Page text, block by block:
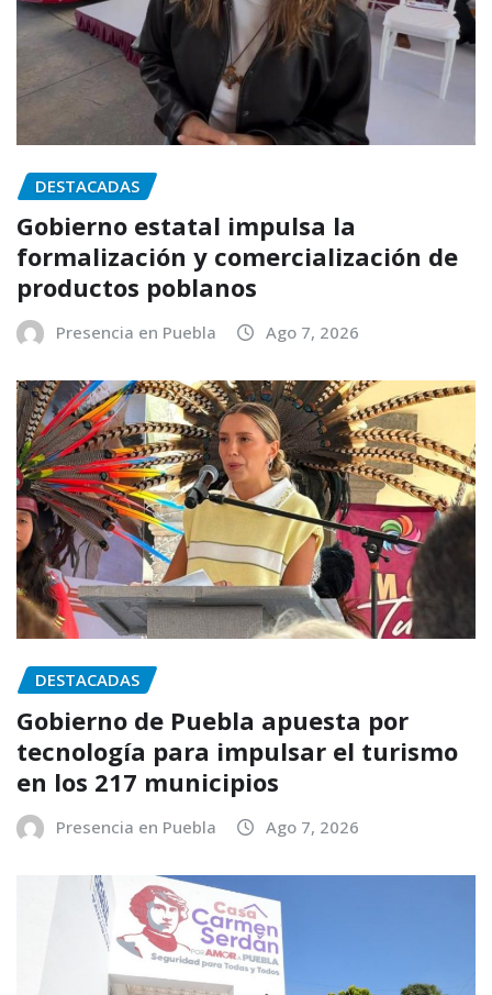
DESTACADAS
Gobierno estatal impulsa la
formalización y comercialización de
productos poblanos
Presencia en Puebla Ago 7, 2026
DESTACADAS
Gobierno de Puebla apuesta por
tecnología para impulsar el turismo
en los 217 municipios
Presencia en Puebla Ago 7, 2026